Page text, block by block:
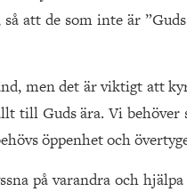
att de som inte är
men det är viktigt att
till Guds ära. Vi behöver
öppenhet och
på varand­ra och